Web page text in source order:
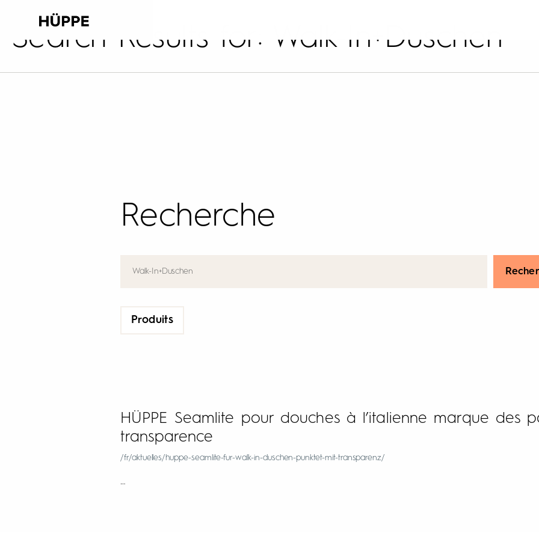
Search Results for: Walk-In+Duschen
Recherche
Produits
HÜPPE Seamlite pour douches à l’italienne marque des
transparence
/fr/aktuelles/huppe-seamlite-fur-walk-in-duschen-punktet-mit-transparenz/
…